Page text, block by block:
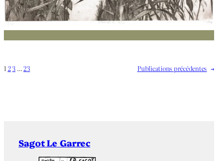
1 23 …23 Publications précédentes →
Sagot Le Garrec